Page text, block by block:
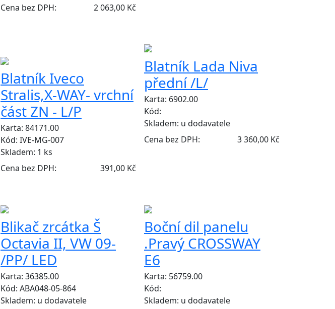
Cena bez DPH:
2 063,00 Kč
Blatník Iveco
Stralis,X-WAY- vrchní
část ZN - L/P
Karta: 84171.00
Kód: IVE-MG-007
Skladem: 1 ks
Cena bez DPH:
391,00 Kč
Blatník Lada Niva
přední /L/
Karta: 6902.00
Kód:
Skladem: u dodavatele
Cena bez DPH:
3 360,00 Kč
Blikač zrcátka Š
Octavia II, VW 09-
/PP/ LED
Karta: 36385.00
Kód: ABA048-05-864
Skladem: u dodavatele
Boční dil panelu
.Pravý CROSSWAY
E6
Karta: 56759.00
Kód:
Skladem: u dodavatele